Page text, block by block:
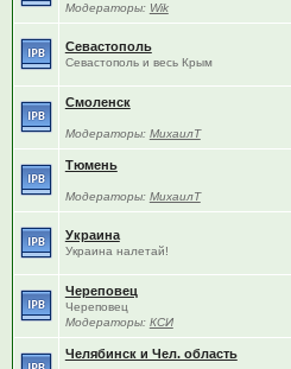
Модераторы: Wik
Севастополь
Севастополь и весь Крым
Смоленск
Модераторы: МихаилТ
Тюмень
Модераторы: МихаилТ
Украина
Украина налетай!
Череповец
Череповец
Модераторы: КСИ
Челябинск и Чел. область